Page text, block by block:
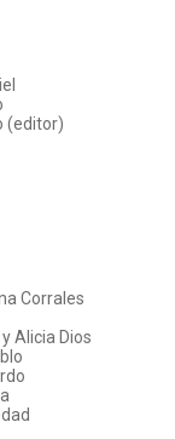
(editor)
Corrales
Alicia Dios